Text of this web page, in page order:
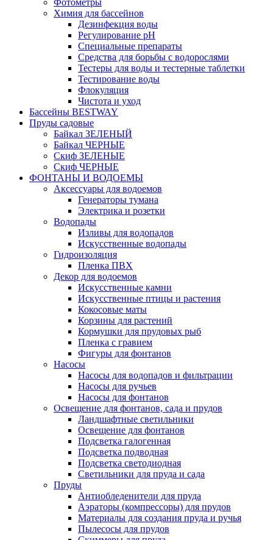
Фотометры
Химия для бассейнов
Дезинфекция воды
Регулирование pH
Специальные препараты
Средства для борьбы с водорослями
Тестеры для воды и тестерные таблетки
Тестирование воды
Флокуляция
Чистота и уход
Бассейны BESTWAY
Пруды садовые
Байкал ЗЕЛЕНЫЙ
Байкал ЧЕРНЫЕ
Скиф ЗЕЛЕНЫЕ
Скиф ЧЕРНЫЕ
ФОНТАНЫ И ВОДОЕМЫ
Аксессуары для водоемов
Генераторы тумана
Электрика и розетки
Водопады
Изливы для водопадов
Искусственные водопады
Гидроизоляция
Пленка ПВХ
Декор для водоемов
Искусственные камни
Искусственные птицы и растения
Кокосовые маты
Корзины для растений
Кормушки для прудовых рыб
Пленка с гравием
Фигуры для фонтанов
Насосы
Насосы для водопадов и фильтрации
Насосы для ручьев
Насосы для фонтанов
Освещение для фонтанов, сада и прудов
Ландшафтные светильники
Освещение для фонтанов
Подсветка галогенная
Подсветка подводная
Подсветка светодиодная
Светильники для пруда и сада
Пруды
Антиобледенители для пруда
Аэраторы (компрессоры) для прудов
Материалы для создания пруда и ручья
Пылесосы для прудов